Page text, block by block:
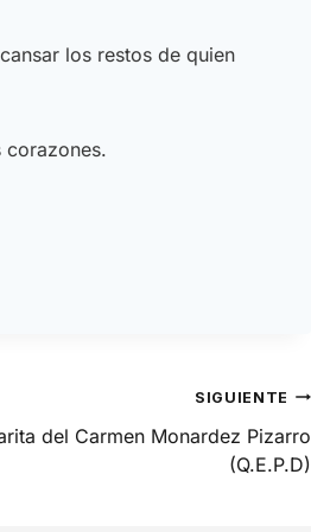
los restos de quien
corazones.
SIGUIENTE
del Carmen Monardez Pizarro
(Q.E.P.D)